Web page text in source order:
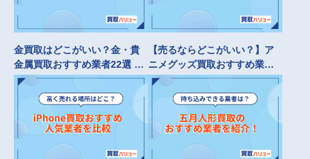
金買取はどこがいい？金・貴
金属買取おすすめ業者22選 手
数料なしで売るならどこがい
【売るならどこがいい？】ア
ニメグッズ買取おすすめ業者
14選 持ち込み買取におすすめ
なのは？